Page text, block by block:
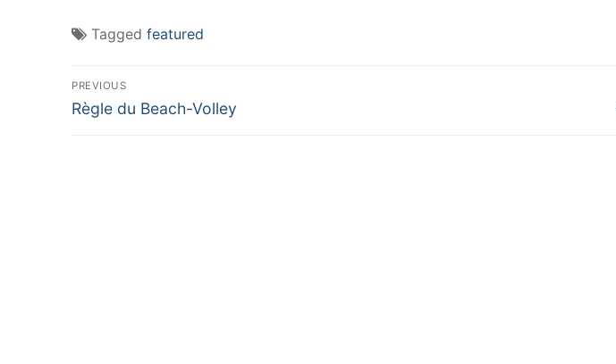
Tagged featured
Navigation
de
PREVIOUS
Previous
Règle du Beach-Volley